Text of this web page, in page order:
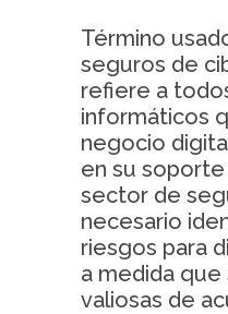
Término
seguros de
refiere a
informáticos
negocio
en su soporte
sector de
necesario
riesgos para
a medida
valiosas de